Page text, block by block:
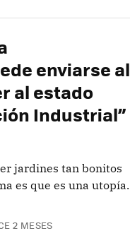
enviarse al
al estado
Industrial”
jardines tan bonitos
es que es una utopía.
2 MESES